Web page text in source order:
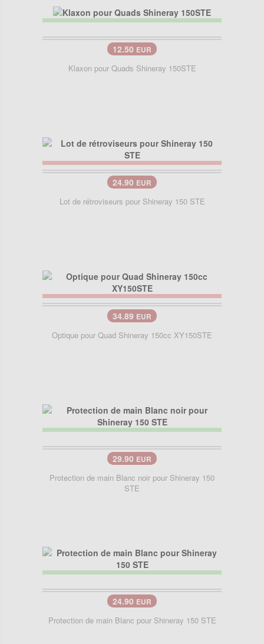
12.50 EUR
Klaxon pour Quads Shineray 150STE
24.90 EUR
Lot de rétroviseurs pour Shineray 150 STE
34.89 EUR
Optique pour Quad Shineray 150cc XY150STE
29.90 EUR
Protection de main Blanc noir pour Shineray 150
STE
24.90 EUR
Protection de main Blanc pour Shineray 150 STE